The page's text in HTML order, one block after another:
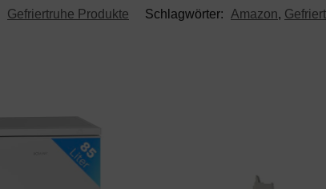
Gefriertruhe Produkte Schlagwörter: Amazon,